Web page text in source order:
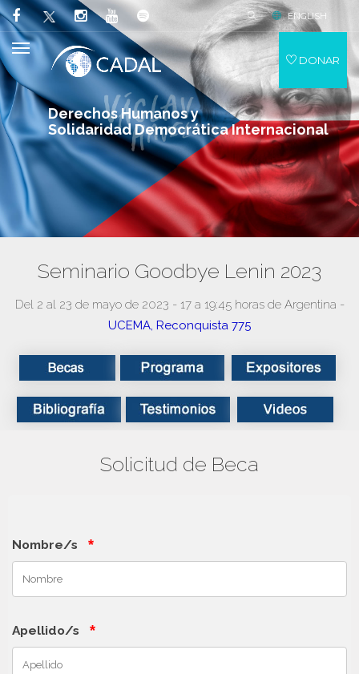
Derechos Humanos y
Solidaridad Democrática Internacional
ENGLISH
DONAR
Seminario Goodbye Lenin 2023
Del 2 al 23 de mayo de 2023 - 17 a 19:45 horas de Argentina -
UCEMA, Reconquista 775
Solicitud de Beca
Nombre/s *
Apellido/s *